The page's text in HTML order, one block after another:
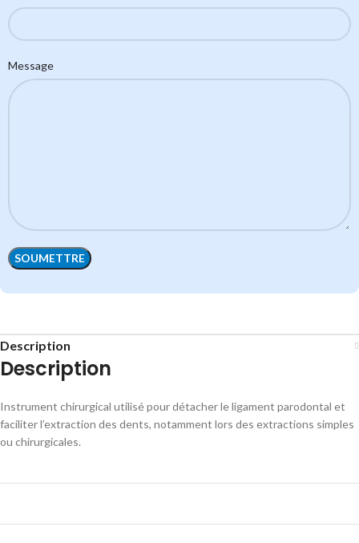
Message
Description
Description
Instrument chirurgical utilisé pour détacher le ligament parodontal et
faciliter l’extraction des dents, notamment lors des extractions simples
ou chirurgicales.